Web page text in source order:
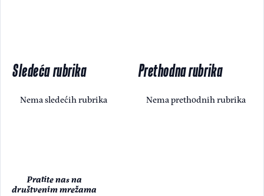
Sledeća rubrika
Nema sledećih rubrika
Prethodna rubrika
Nema prethodnih rubrika
Pratite nas na
društvenim mrežama